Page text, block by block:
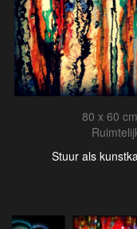
80 x 60
Stuur als